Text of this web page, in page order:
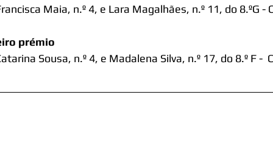
Maia, n.º 4, e Lara Magalhães, n.º 11, do 8.ºG -
prémio
Sousa, n.º 4, e Madalena Silva, n.º 17, do 8.º F -